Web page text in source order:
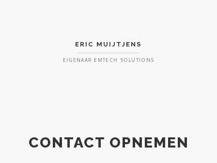
ERIC MUIJTJENS
EIGENAAR EMTECH SOLUTIONS
CONTACT OPNEMEN